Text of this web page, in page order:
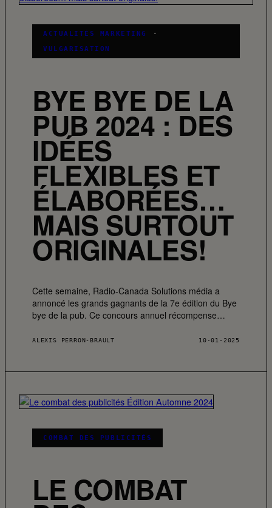
ACTUALITÉS MARKETING
·
VULGARISATION
BYE BYE DE LA
PUB 2024 : DES
IDÉES
FLEXIBLES ET
ÉLABORÉES…
MAIS SURTOUT
ORIGINALES!
Cette semaine, Radio-Canada Solutions média a
annoncé les grands gagnants de la 7e édition du Bye
bye de la pub. Ce concours annuel récompense…
ALEXIS PERRON-BRAULT 10·01·2025
COMBAT DES PUBLICITÉS
LE COMBAT